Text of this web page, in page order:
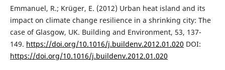
Emmanuel, R.; Krüger, E. (2012) Urban heat island and its
impact on climate change resilience in a shrinking city: The
case of Glasgow, UK. Building and Environment, 53, 137-
149. https://doi.org/10.1016/j.buildenv.2012.01.020 DOI:
https://doi.org/10.1016/j.buildenv.2012.01.020